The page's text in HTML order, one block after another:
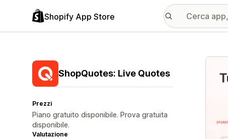
Shopify App Store
ShopQuotes: Live Quotes
Prezzi
Piano gratuito disponibile. Prova gratuita
disponibile.
Valutazione